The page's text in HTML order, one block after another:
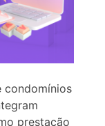
condomínios
prestação